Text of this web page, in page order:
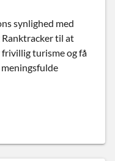
synlighed med
til at
turisme og få